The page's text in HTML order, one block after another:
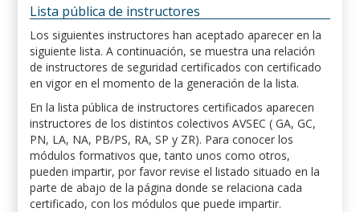
Lista pública de instructores
Los siguientes instructores han aceptado aparecer en la
siguiente lista. A continuación, se muestra una relación
de instructores de seguridad certificados con certificado
en vigor en el momento de la generación de la lista.
En la lista pública de instructores certificados aparecen
instructores de los distintos colectivos AVSEC ( GA, GC,
PN, LA, NA, PB/PS, RA, SP y ZR). Para conocer los
módulos formativos que, tanto unos como otros,
pueden impartir, por favor revise el listado situado en la
parte de abajo de la página donde se relaciona cada
certificado, con los módulos que puede impartir.